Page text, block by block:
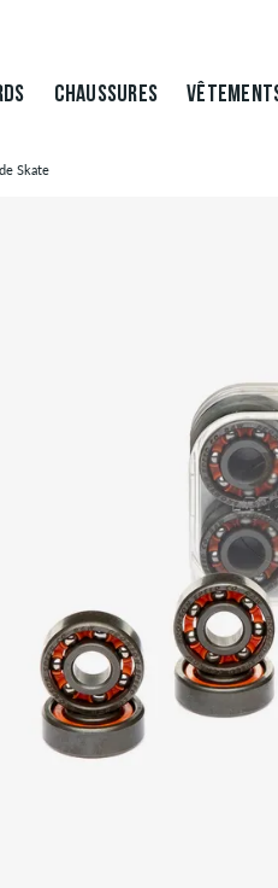
CHAUSSURES
Skate